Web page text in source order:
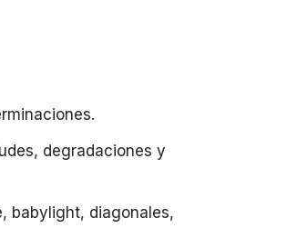
degradaciones y
babylight, diagonales,